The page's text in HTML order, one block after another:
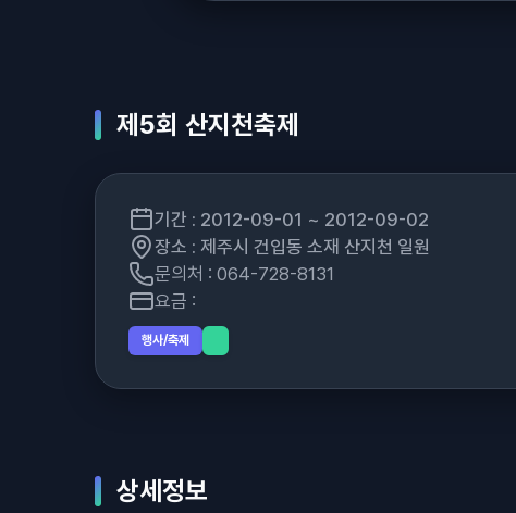
제5회 산지천축제
기간 : 2012-09-01 ~ 2012-09-02
장소 : 제주시 건입동 소재 산지천 일원
문의처 : 064-728-8131
요금 :
행사/축제
상세정보